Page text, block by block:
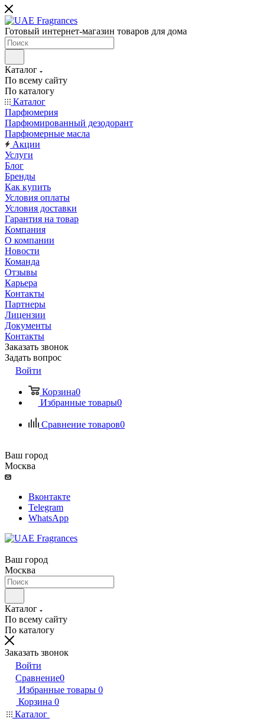
Готовый интернет-магазин товаров для дома
Каталог
По всему сайту
По каталогу
Каталог
Парфюмерия
Парфюмированный дезодорант
Парфюмерные масла
Акции
Услуги
Блог
Бренды
Как купить
Условия оплаты
Условия доставки
Гарантия на товар
Компания
О компании
Новости
Команда
Отзывы
Карьера
Контакты
Партнеры
Лицензии
Документы
Контакты
Заказать звонок
Задать вопрос
Войти
Корзина0
Избранные товары0
Сравнение товаров0
Ваш город
Москва
Вконтакте
Telegram
WhatsApp
Ваш город
Москва
Каталог
По всему сайту
По каталогу
Заказать звонок
Войти
Сравнение0
Избранные товары 0
Корзина 0
Каталог